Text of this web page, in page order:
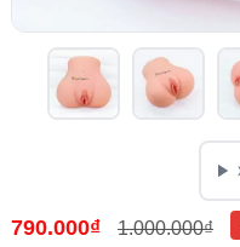
790.000₫ 1.000.000₫